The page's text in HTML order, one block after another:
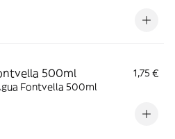
500ml
1,75 €
Fontvella 500ml